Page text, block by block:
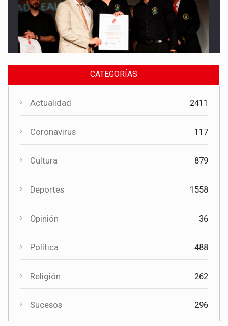
El Gobierno regional apoya el Certamen de Bandas de Mota
del Cuervo con 18.000 euros
Cultura
El Certamen "Villa Cervantina" vuelve a situar a Mota del
CATEGORÍAS
Actualidad 2411
Coronavirus 117
Cultura 879
Deportes 1558
Opinión 36
Política 488
Religión 262